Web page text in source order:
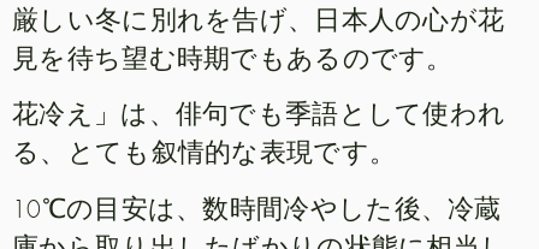
厳しい冬に別れを告げ、日本人の心が花
見を待ち望む時期でもあるのです。
花冷え」は、俳句でも季語として使われ
る、とても叙情的な表現です。
10℃の目安は、数時間冷やした後、冷蔵